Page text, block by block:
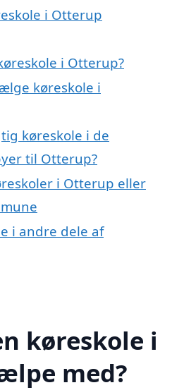
i Otterup
i Otterup?
køreskole i
køreskole i de
til Otterup?
i Otterup eller
i andre dele af
køreskole i
med?